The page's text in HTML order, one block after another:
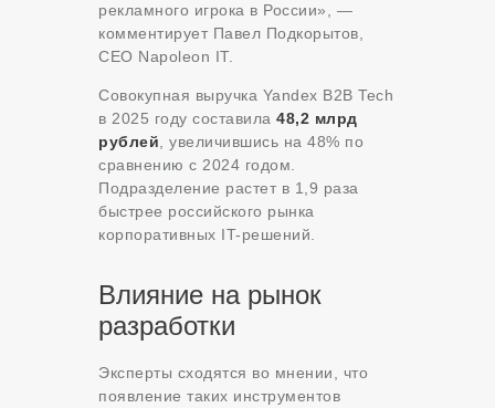
рекламного игрока в России», —
комментирует Павел Подкорытов,
CEO Napoleon IT.
Совокупная выручка Yandex B2B Tech
в 2025 году составила 48,2 млрд
рублей, увеличившись на 48% по
сравнению с 2024 годом.
Подразделение растет в 1,9 раза
быстрее российского рынка
корпоративных IT-решений.
Влияние на рынок
разработки
Эксперты сходятся во мнении, что
появление таких инструментов